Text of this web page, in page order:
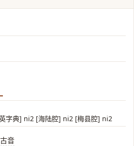
字典] ni2 [海陆腔] ni2 [梅县腔] ni2
音